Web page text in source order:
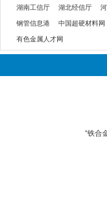
湖南工信厅 湖北经信厅
钢管信息港 中国超硬材料网
有色金属人才网
“铁合